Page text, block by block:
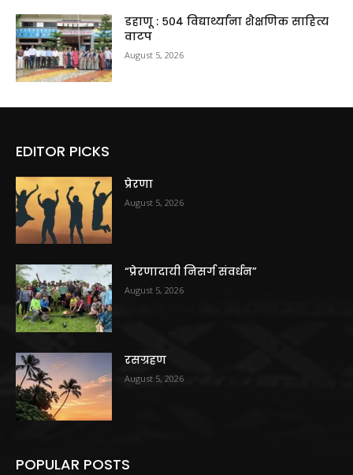
डहाणू : ५०४ विद्यार्थ्यांना शैक्षणिक साहित्य
वाटप
August 5, 2026
EDITOR PICKS
प्रेरणा
August 5, 2026
“प्रेरणादायी निसर्ग संवर्धन”
August 5, 2026
रसग्रहण
August 5, 2026
POPULAR POSTS